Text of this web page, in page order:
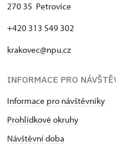
270 35 Petrovice
+420 313 549 302
krakovec@npu.cz
INFORMACE PRO
Informace pro návštěvníky
Prohlídkové okruhy
Návštěvní doba